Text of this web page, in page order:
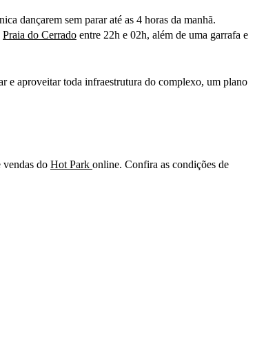
dançarem sem parar até as 4 horas da manhã.
Praia do Cerrado entre 22h e 02h, além de uma garrafa e
e aproveitar toda infraestrutura do complexo, um plano
vendas do Hot Park online. Confira as condições de